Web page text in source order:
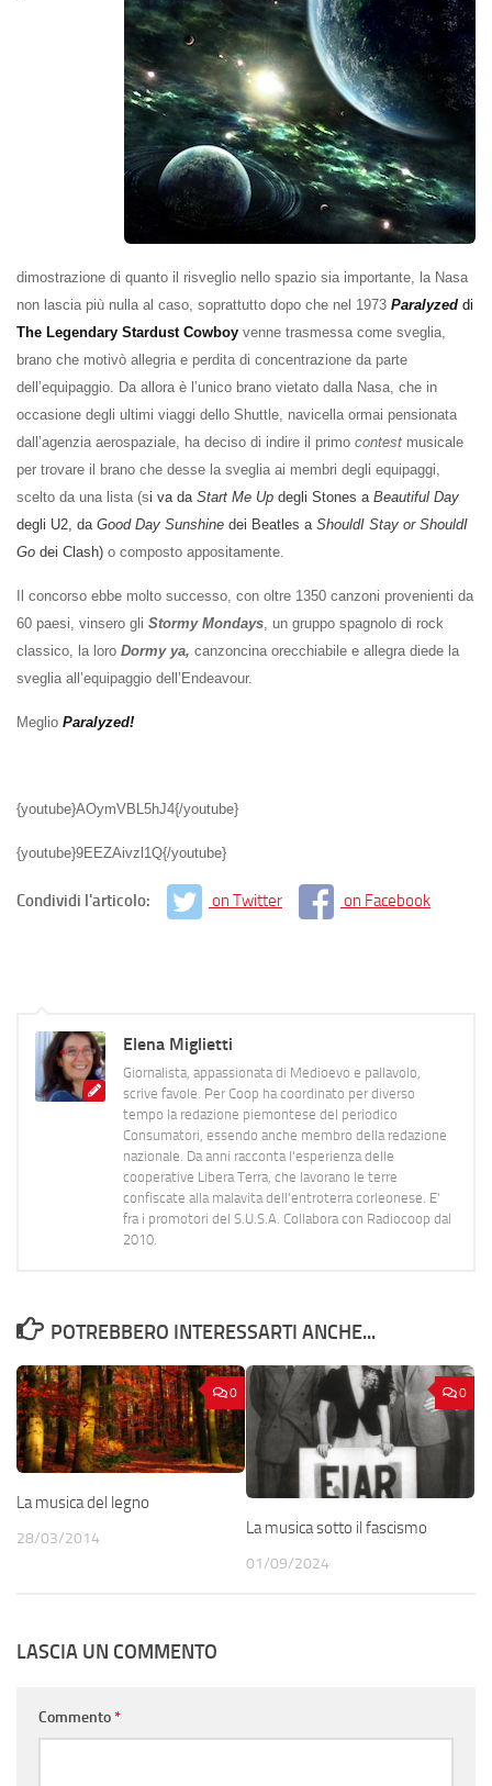
dimostrazione di quanto il risveglio nello spazio sia importante, la Nasa
non lascia più nulla al caso, soprattutto dopo che nel 1973 Paralyzed di
The Legendary Stardust Cowboy venne trasmessa come sveglia,
brano che motivò allegria e perdita di concentrazione da parte
dell’equipaggio. Da allora è l’unico brano vietato dalla Nasa, che in
occasione degli ultimi viaggi dello Shuttle, navicella ormai pensionata
dall’agenzia aerospaziale, ha deciso di indire il primo contest musicale
per trovare il brano che desse la sveglia ai membri degli equipaggi,
scelto da una lista (si va da Start Me Up degli Stones a Beautiful Day
degli U2, da Good Day Sunshine dei Beatles a ShouldI Stay or ShouldI
Go dei Clash) o composto appositamente.
Il concorso ebbe molto successo, con oltre 1350 canzoni provenienti da
60 paesi, vinsero gli Stormy Mondays , un gruppo spagnolo di rock
classico, la loro Dormy ya, canzoncina orecchiabile e allegra diede la
sveglia all’equipaggio dell’Endeavour.
Meglio Paralyzed!
{youtube}AOymVBL5hJ4{/youtube}
{youtube}9EEZAivzl1Q{/youtube}
Condividi l'articolo: on Twitter on Facebook
Elena Miglietti
Giornalista, appassionata di Medioevo e pallavolo,
scrive favole. Per Coop ha coordinato per diverso
tempo la redazione piemontese del periodico
Consumatori, essendo anche membro della redazione
nazionale. Da anni racconta l'esperienza delle
cooperative Libera Terra, che lavorano le terre
confiscate alla malavita dell'entroterra corleonese. E'
fra i promotori del S.U.S.A. Collabora con Radiocoop dal
2010.
POTREBBERO INTERESSARTI ANCHE...
0
La musica del legno
28/03/2014
0
La musica sotto il fascismo
01/09/2024
LASCIA UN COMMENTO
Commento*